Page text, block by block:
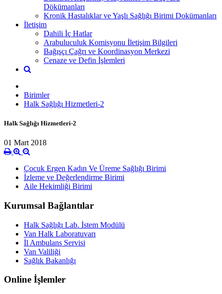
Dökümanları
Kronik Hastalıklar ve Yaşlı Sağlığı Birimi Dokümanları
İletişim
Dahili İç Hatlar
Arabuluculuk Komisyonu İletişim Bilgileri
Bağışçı Çağrı ve Koordinasyon Merkezi
Cenaze ve Defin İşlemleri
Birimler
Halk Sağlığı Hizmetleri-2
Halk Sağlığı Hizmetleri-2
01 Mart 2018
Çocuk Ergen Kadın Ve Üreme Sağlığı Birimi
İzleme ve Değerlendirme Birimi
Aile Hekimliği Birimi
Kurumsal Bağlantılar
Halk Sağlığı Lab. İstem Modülü
Van Halk Laboratuvarı
İl Ambulans Servisi
Van Valiliği
Sağlık Bakanlığı
Online İşlemler